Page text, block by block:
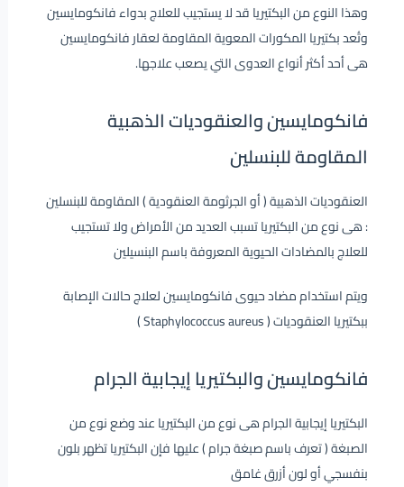
وهذا النوع من البكتيريا قد لا يستجيب للعلاج بدواء فانكومايسين
وتُعد بكتيريا المكورات المعوية المقاومة لعقار فانكومايسين
هى أحد أكثر أنواع العدوى التي يصعب علاجها.
فانكومايسين والعنقوديات الذهبية
المقاومة للبنسلين
العنقوديات الذهبية ( أو الجرثومة العنقودية ) المقاومة للبنسلين
: هى نوع من البكتيريا تسبب العديد من الأمراض ولا تستجيب
للعلاج بالمضادات الحيوية المعروفة باسم البنسيلين
ويتم استخدام مضاد حيوى فانكومايسين لعلاج حالات الإصابة
ببكتيريا العنقوديات ( Staphylococcus aureus )
فانكومايسين والبكتيريا إيجابية الجرام
البكتيريا إيجابية الجرام هى نوع من البكتيريا عند وضع نوع من
الصبغة ( تعرف باسم صبغة جرام ) عليها فإن البكتيريا تظهر بلون
بنفسجي أو لون أزرق غامق